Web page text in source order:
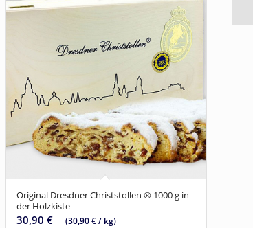
Original Dresdner Christstollen ® 1000 g in
der Holzkiste
30,90 € (30,90€/ kg)